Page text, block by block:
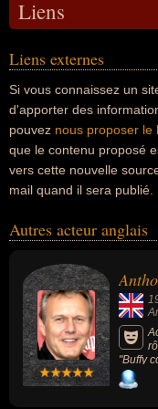
Liens
Liens externes
Si vous connaissez un
d'apporter des
pouvez nous proposer le
que le contenu proposé
vers cette nouvelle
mail quand il sera publié.
Autres acteur anglais
"Buffy